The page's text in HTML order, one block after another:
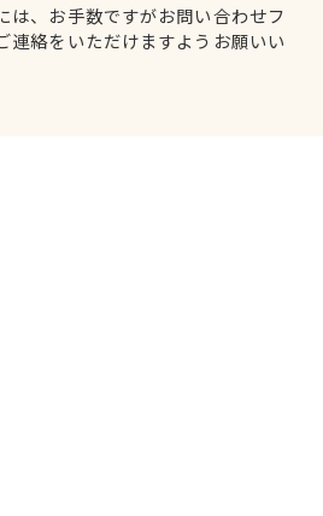
は、お手数ですがお問い合わせフ
連絡をいただけますようお願いい